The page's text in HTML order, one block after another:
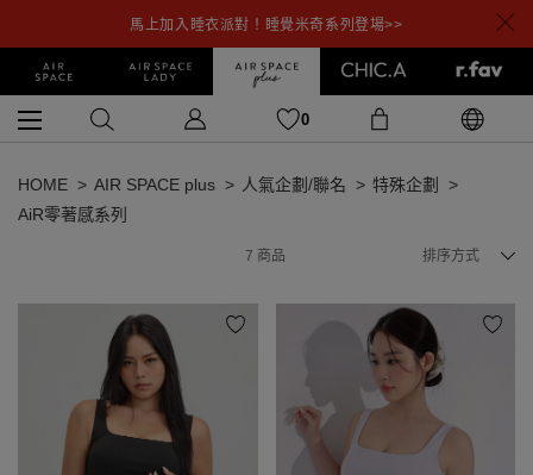
馬上加入睡衣派對！睡覺米奇系列登場>>
0
HOME AIR SPACE plus 人氣企劃/聯名
特殊企劃
AiR零著感系列
7 商品 排序方式